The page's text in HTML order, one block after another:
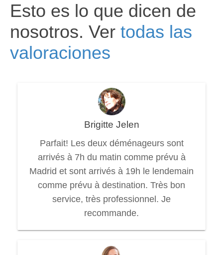
Esto es lo que dicen de
nosotros. Ver todas las
valoraciones
Brigitte Jelen
Parfait! Les deux déménageurs sont
arrivés à 7h du matin comme prévu à
Madrid et sont arrivés à 19h le lendemain
comme prévu à destination. Très bon
service, très professionnel. Je
recommande.